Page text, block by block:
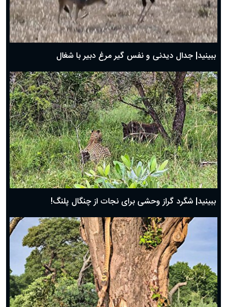
دعای روز اول ماه مبارک رمضان، ۳۰ بهمن ۱۴۰۴
حضرت زینب(س) چگونه از دنیا رفت؟
بهترین پیامک تبریک روز پدر ۱۴۰۴؛ جملات زیبا و صمیمانه
ببینید| جدال دیدنی و نفس گیر مرغ دبیر با شغال
ببینید| شگرد گراز وحشی برای نجات از چنگال پلنگ!